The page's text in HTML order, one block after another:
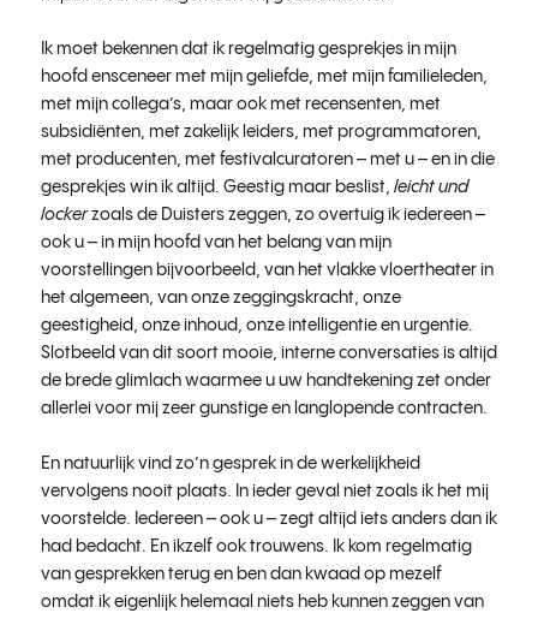
Ik moet bekennen dat ik regelmatig gesprekjes in mijn
hoofd ensceneer met mijn geliefde, met mijn familieleden,
met mijn collega’s, maar ook met recensenten, met
subsidiënten, met zakelijk leiders, met programmatoren,
met producenten, met festivalcuratoren – met u – en in die
gesprekjes win ik altijd. Geestig maar beslist, leicht und
lockerzoals de Duisters zeggen, zo overtuig ik iedereen –
ook u – in mijn hoofd van het belang van mijn
voorstellingen bijvoorbeeld, van het vlakke vloertheater in
het algemeen, van onze zeggingskracht, onze
geestigheid, onze inhoud, onze intelligentie en urgentie.
Slotbeeld van dit soort mooie, interne conversaties is altijd
de brede glimlach waarmee u uw handtekening zet onder
allerlei voor mij zeer gunstige en langlopende contracten.
En natuurlijk vind zo’n gesprek in de werkelijkheid
vervolgens nooit plaats. In ieder geval niet zoals ik het mij
voorstelde. Iedereen – ook u – zegt altijd iets anders dan ik
had bedacht. En ikzelf ook trouwens. Ik kom regelmatig
van gesprekken terug en ben dan kwaad op mezelf
omdat ik eigenlijk helemaal niets heb kunnen zeggen van